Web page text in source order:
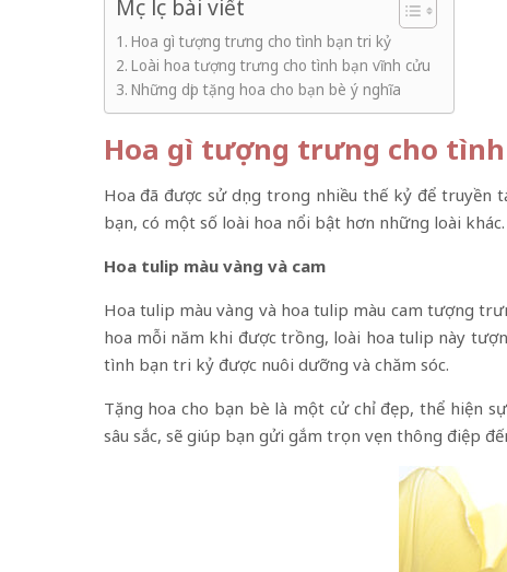
Mục lục bài viết
Hoa gì tượng trưng cho tình bạn tri kỷ
Loài hoa tượng trưng cho tình bạn vĩnh cửu
Những dịp tặng hoa cho bạn bè ý nghĩa
Hoa gì tượng trưng cho
Hoa đã được sử dụng trong nhiều thế kỷ để
bạn, có một số loài hoa nổi bật hơn những loài khác.
Hoa tulip màu vàng và cam
Hoa tulip màu vàng và hoa tulip màu cam tượng
hoa mỗi năm khi được trồng, loài hoa tulip này
tình bạn tri kỷ được nuôi dưỡng và chăm sóc.
Tặng hoa cho bạn bè là một cử chỉ đẹp, thể hiện
sâu sắc, sẽ giúp bạn gửi gắm trọn vẹn thông điệp